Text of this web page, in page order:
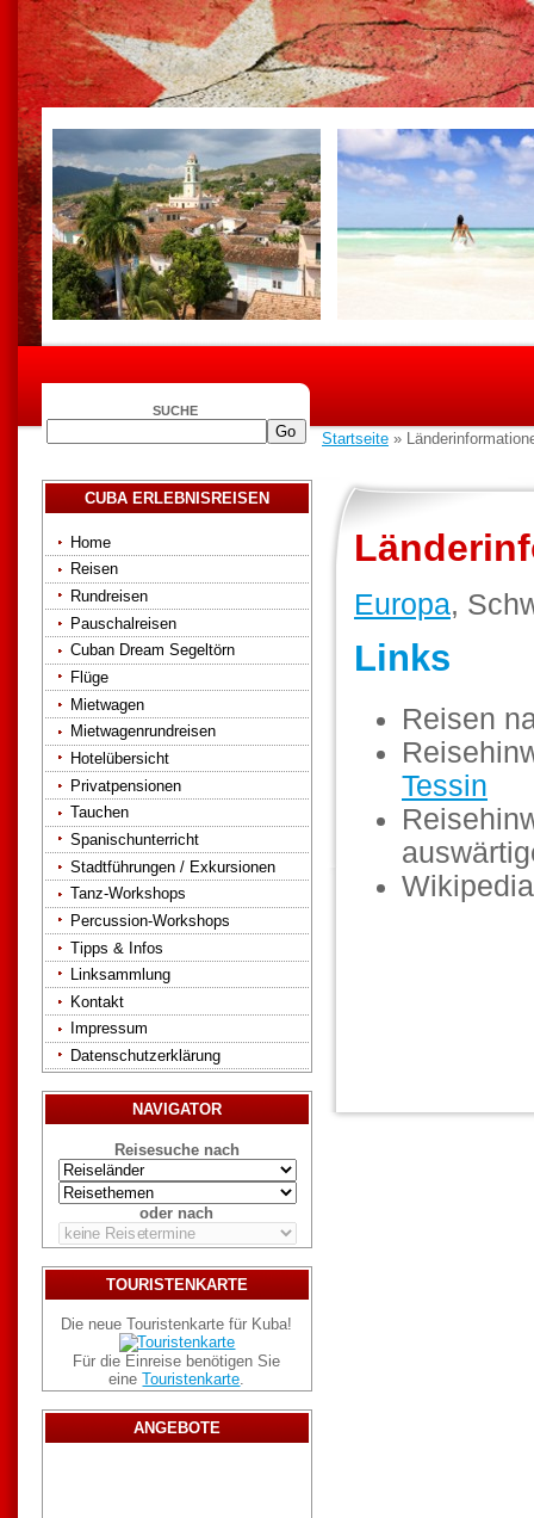
SUCHE
Startseite »
CUBA ERLEBNISREISEN
Home
Reisen
Rundreisen
Pauschalreisen
Cuban Dream Segeltörn
Flüge
Mietwagen
Mietwagenrundreisen
Hotelübersicht
Privatpensionen
Tauchen
Spanischunterricht
Stadtführungen / Exkursionen
Tanz-Workshops
Percussion-Workshops
Tipps & Infos
Linksammlung
Kontakt
Impressum
Datenschutzerklärung
NAVIGATOR
Reisesuche nach
oder nach
TOURISTENKARTE
Die neue Touristenkarte für Kuba!
Für die Einreise benötigen Sie
eineTouristenkarte.
ANGEBOTE
Europa,
Links
Reisen
Tessin